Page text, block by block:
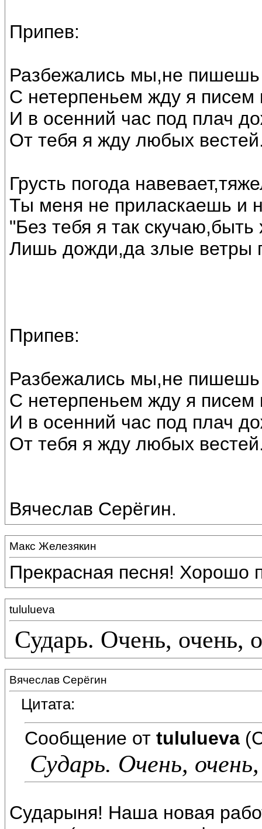
Припев:
Разбежались мы,не
С нетерпеньем жду я
И в осенний час под плач
От тебя я жду любых
Грусть погода
Ты меня не приласкаешь и
"Без тебя я так скучаю,быть
Лишь дожди,да злые ветры
Припев:
Разбежались мы,не
С нетерпеньем жду я
И в осенний час под плач
От тебя я жду любых
Вячеслав Серёгин.
Макс Железякин
Прекрасная песня! Хорошо
tululueva
Сударь. Очень, очень,
Вячеслав Серёгин
Цитата:
Сообщение от tululueva
Сударь. Очень,
Сударыня! Наша новая